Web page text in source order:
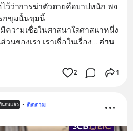
ว้ว่าการฆ่าตัวตายคือบาปหนัก พอ
กขุมนั้นขุมนี้
ความเชื่อในศาสนาใดศาสนาหนึ่ง
นของเรา เราเชื่อในเรื่อง... อ่าน
2 1
ยืนยันแล้ว • ติดตาม